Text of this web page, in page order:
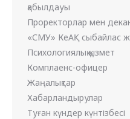
қабылдауы
Проректорлар мен
«СМУ» КеАҚ сыбайлас
Психологиялық қызмет
Комплаенс-офицер
Жаңалықтар
Хабарландырулар
Туған күндер күнтізбесі